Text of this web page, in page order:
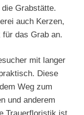
Grabstätte.
auch Kerzen,
das Grab an.
mit langer
Diese
Weg zum
und anderem